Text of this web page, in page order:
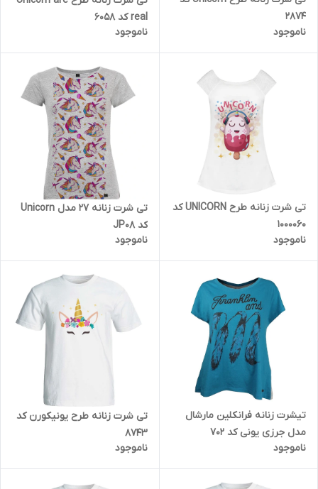
2874
ناموجود
real کد 6058
ناموجود
تی شرت زنانه طرح UNICORN کد
1000060
ناموجود
تی شرت زنانه 27 مدل Unicorn
کد JP08
ناموجود
تیشرت زنانه فرانکلین مارشال
مدل جرزی یونی کد 702
ناموجود
تی شرت زنانه طرح یونیکورن کد
8743
ناموجود